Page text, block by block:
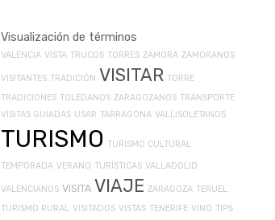
Visualización de términos
VALENCIA VISTA TRUCOS TORRES ZAMORA ZAMORANOS
VISITANTES TRADICIÓN VISITAR TORRE
TRADICIONES TOLEDANOS ZARAGOZANOS TRANSPORTE
VISITAS GUIADAS USAR TARRAGONA VALLISOLETANOS
TURISMO TURISMO CULTURAL
TEMPORADA VERANO TURÍSTICAS VALLADOLID
VALENCIANOS VISITA VIAJE ZARAGOZA TERUEL
TURISMO RURAL VISITADOS VISTAS TENERIFE VINO TIPS